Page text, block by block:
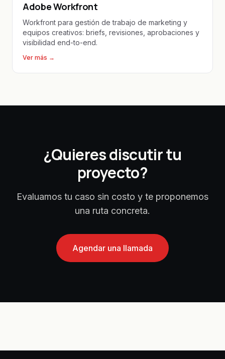
Adobe Workfront
Workfront para gestión de trabajo de marketing y
equipos creativos: briefs, revisiones, aprobaciones y
visibilidad end-to-end.
Ver más →
¿Quieres discutir tu
proyecto?
Evaluamos tu caso sin costo y te proponemos
una ruta concreta.
Agendar una llamada